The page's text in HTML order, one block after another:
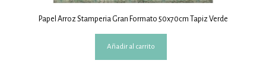
Papel Arroz Stamperia Gran Formato 50x70cm Tapiz Verde
Añadir al carrito